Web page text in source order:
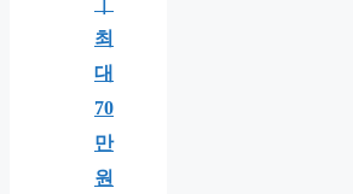
최
대
70
만
원